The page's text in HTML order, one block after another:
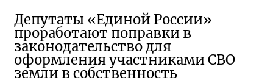
Депутаты «Единой России»
проработают поправки в
законодательство для
оформления участниками СВО
земли в собственность